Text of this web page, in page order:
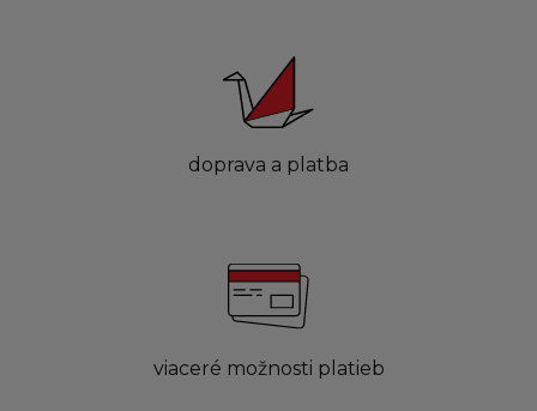
doprava a platba
viaceré možnosti platieb